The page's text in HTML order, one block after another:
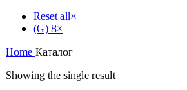
Reset all×
(G) 8×
Home Каталог
Showing the single result